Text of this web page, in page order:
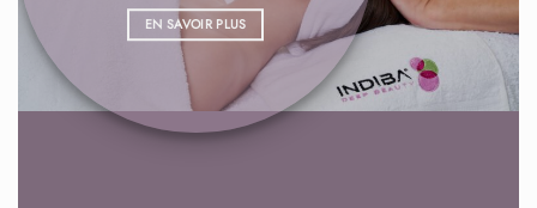
EN SAVOIR PLUS